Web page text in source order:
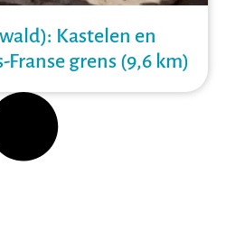
Kastelen en
grens (9,6 km)